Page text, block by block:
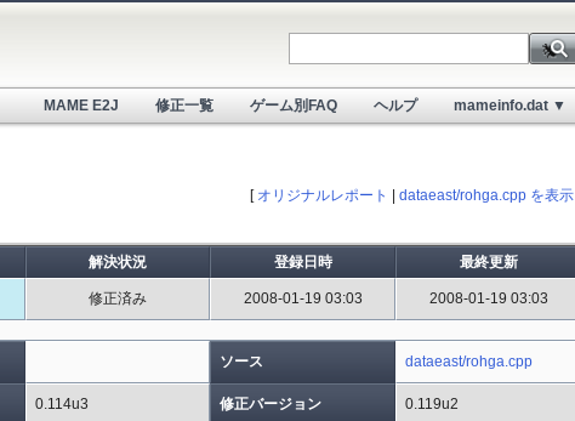
MAME E2J 修正一覧 ゲーム別FAQ ヘルプ mameinfo.dat ▼
[ オリジナルレポート dataeast/rohga.cpp を表示
解決状況 登録日時 最終更新
修正済み 2008-01-19 03:03 2008-01-19 03:03
ソース dataeast/rohga.cpp
0.114u3 修正バージョン 0.119u2